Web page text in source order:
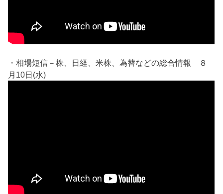
・相場短信－株、日経、米株、為替などの総合情報 ８
月10日(水)